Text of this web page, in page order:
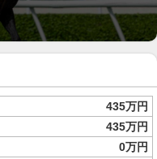
435万円
435万円
0万円